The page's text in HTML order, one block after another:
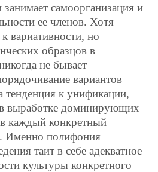
занимает самоорганизация и
ее членов. Хотя
вариативности, но
образцов в
не бывает
вариантов
тенденция к унификации,
в выработке доминирующих
каждый конкретный
Именно полифония
таит в себе адекватное
культуры конкретного